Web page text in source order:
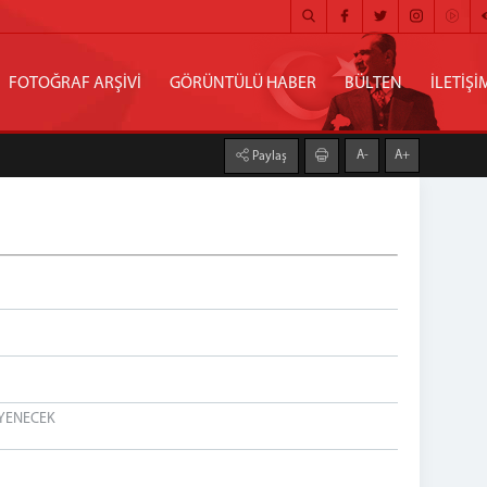
FOTOĞRAF ARŞİVİ GÖRÜNTÜLÜ HABER BÜLTEN
Paylaş A- A+